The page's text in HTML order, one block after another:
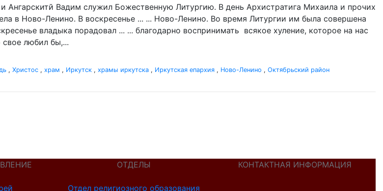
Ангарскитй Вадим служил Божественную Литургию. В день Архистратига Михаила и прочих
в Ново-Ленино. В воскресенье ... ... Ново-Ленино. Во время Литургии им была совершена
владыка порадовал ... ... благодарно воспринимать всякое хуление, которое на нас
любил бы,...
, Христос , храм , Иркутск , храмы иркутска , Иркутская епархия , Ново-Ленино , Октябрьский район
ОТДЕЛЫ
Отдел религиозного образования
КОНТАКТНАЯ ИНФОРМАЦИЯ